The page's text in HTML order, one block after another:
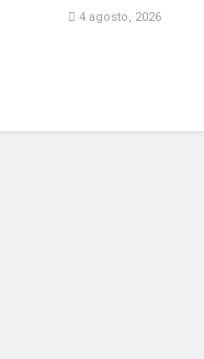
4 agosto, 2026